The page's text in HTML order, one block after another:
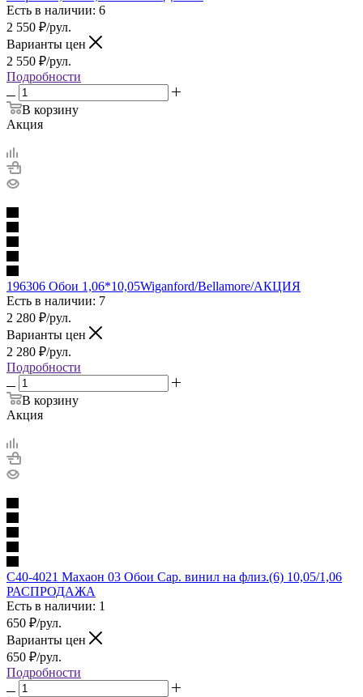
Есть в наличии: 6
2 550 ₽/рул.
Варианты цен
2 550 ₽/рул.
Подробности
В корзину
Акция
196306 Обои 1,06*10,05Wiganford/Bellamore/АКЦИЯ
Есть в наличии: 7
2 280 ₽/рул.
Варианты цен
2 280 ₽/рул.
Подробности
В корзину
Акция
С40-4021 Махаон 03 Обои Сар. винил на флиз.(6) 10,05/1,06
РАСПРОДАЖА
Есть в наличии: 1
650 ₽/рул.
Варианты цен
650 ₽/рул.
Подробности